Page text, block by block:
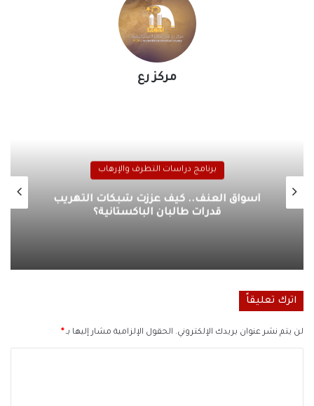
مركز رع
برنامج دراسات التطرف والإرهاب
أسواق العنف.. كيف عززت شبكات التهريب
قدرات طالبان الباكستانية؟
اترك تعليقاً
لن يتم نشر عنوان بريدك الإلكتروني. الحقول الإلزامية مشار إليها بـ*